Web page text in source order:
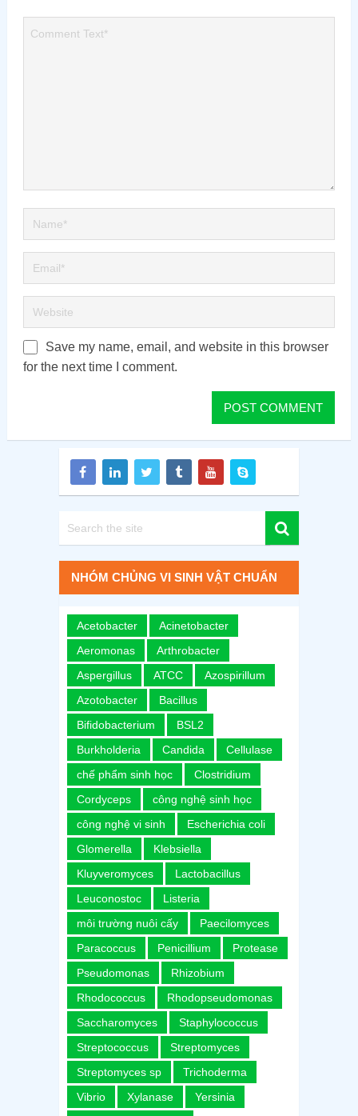
Save my name, email, and website in this browser
for the next time I comment.
NHÓM CHỦNG VI SINH VẬT CHUẨN
Acetobacter
Acinetobacter
Aeromonas
Arthrobacter
Aspergillus
ATCC
Azospirillum
Azotobacter
Bacillus
Bifidobacterium
BSL2
Burkholderia
Candida
Cellulase
chế phẩm sinh học
Clostridium
Cordyceps
công nghệ sinh học
công nghệ vi sinh
Escherichia coli
Glomerella
Klebsiella
Kluyveromyces
Lactobacillus
Leuconostoc
Listeria
môi trường nuôi cấy
Paecilomyces
Paracoccus
Penicillium
Protease
Pseudomonas
Rhizobium
Rhodococcus
Rhodopseudomonas
Saccharomyces
Staphylococcus
Streptococcus
Streptomyces
Streptomyces sp
Trichoderma
Vibrio
Xylanase
Yersinia